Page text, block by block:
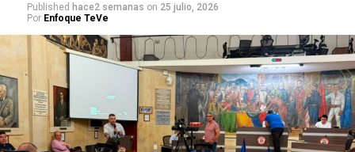
Published hace2 semanas on 25 julio, 2026
Por Enfoque TeVe